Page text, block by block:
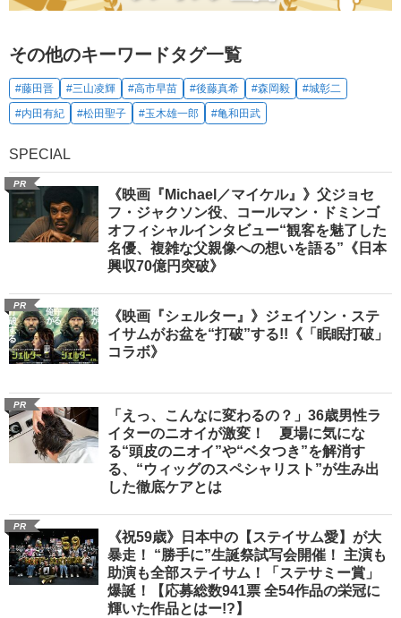
その他のキーワードタグ一覧
#藤田晋 #三山凌輝 #高市早苗 #後藤真希 #森岡毅
#城彰二
#内田有紀
#松田聖子 #玉木雄一郎 #亀和田武
SPECIAL
PR
《映画『Michael／マイケル』》父ジョセ
フ・ジャクソン役、コールマン・ドミンゴ
オフィシャルインタビュー“観客を魅了した
名優、複雑な父親像への想いを語る”《日本
興収70億円突破》
PR
《映画『シェルター』》ジェイソン・ステ
イサムがお盆を“打破”する!!《「眠眠打破」
コラボ》
PR
「えっ、こんなに変わるの？」36歳男性ラ
イターのニオイが激変！ 夏場に気にな
る“頭皮のニオイ”や“ベタつき”を解消す
る、“ウィッグのスペシャリスト”が生み出
した徹底ケアとは
PR
《祝59歳》日本中の【ステイサム愛】が大
暴走！ “勝手に”生誕祭試写会開催！ 主演も
助演も全部ステイサム！「ステサミー賞」
爆誕！【応募総数941票 全54作品の栄冠に
輝いた作品とはー!?】